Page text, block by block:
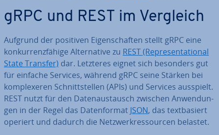
gRPC und REST im Vergleich
Aufgrund der positiven Ei­gen­schaf­ten stellt gRPC eine
kon­kur­renz­fä­hi­ge Al­ter­na­ti­ve zu REST (Re­pre­sen­ta­tio­nal
State Transfer) dar. Letzteres eignet sich besonders gut
für einfache Services, während gRPC seine Stärken bei
kom­ple­xe­ren Schnitt­stel­len (APIs) und Services ausspielt.
REST nutzt für den Da­ten­aus­tausch zwischen An­wen­dun­
gen in der Regel das Da­ten­for­mat JSON, das text­ba­siert
operiert und dadurch die Netz­werk­res­sour­cen belastet.